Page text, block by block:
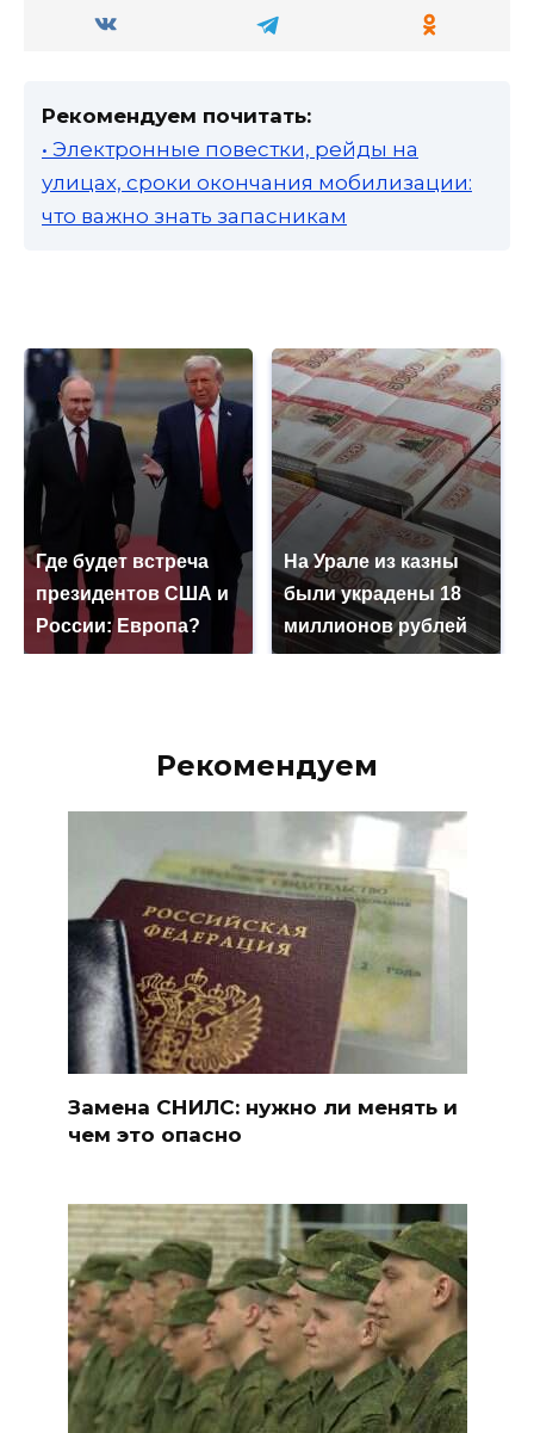
Рекомендуем почитать:
• Электронные повестки, рейды на
улицах, сроки окончания мобилизации:
что важно знать запасникам
Где будет встреча
президентов США и
России: Европа?
На Урале из казны
были украдены 18
миллионов рублей
Рекомендуем
Замена СНИЛС: нужно ли менять и
чем это опасно